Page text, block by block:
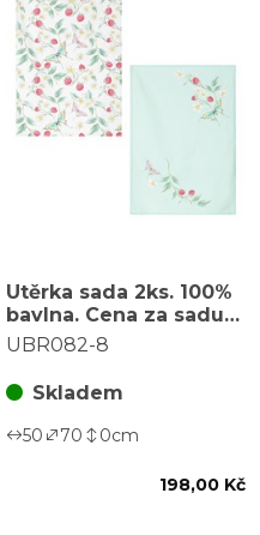
Utěrka sada 2ks. 100%
bavlna. Cena za sadu
2ks.
UBR082-8
Skladem
50 70 0cm
198,00 Kč